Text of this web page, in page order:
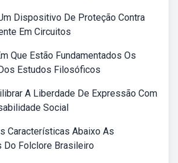
Dispositivo De Proteção Contra
Em Circuitos
Que Estão Fundamentados Os
Estudos Filosóficos
A Liberdade De Expressão Com
Social
Características Abaixo As
Do Folclore Brasileiro